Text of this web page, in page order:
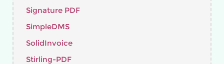
Signature PDF
SimpleDMS
SolidInvoice
Stirling-PDF